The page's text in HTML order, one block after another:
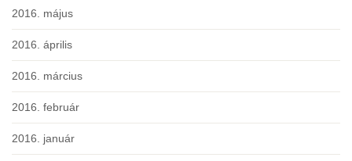
2016. május
2016. április
2016. március
2016. február
2016. január